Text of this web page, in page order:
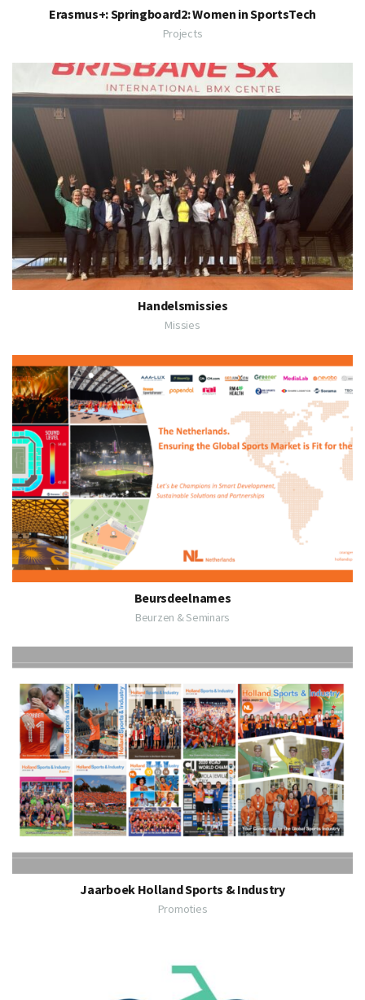
Erasmus+: Springboard2: Women in SportsTech
Projects
Handelsmissies
Missies
Beursdeelnames
Beurzen & Seminars
Jaarboek Holland Sports & Industry
Promoties